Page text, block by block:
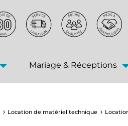
Mariage & Réceptions
Location de matériel technique